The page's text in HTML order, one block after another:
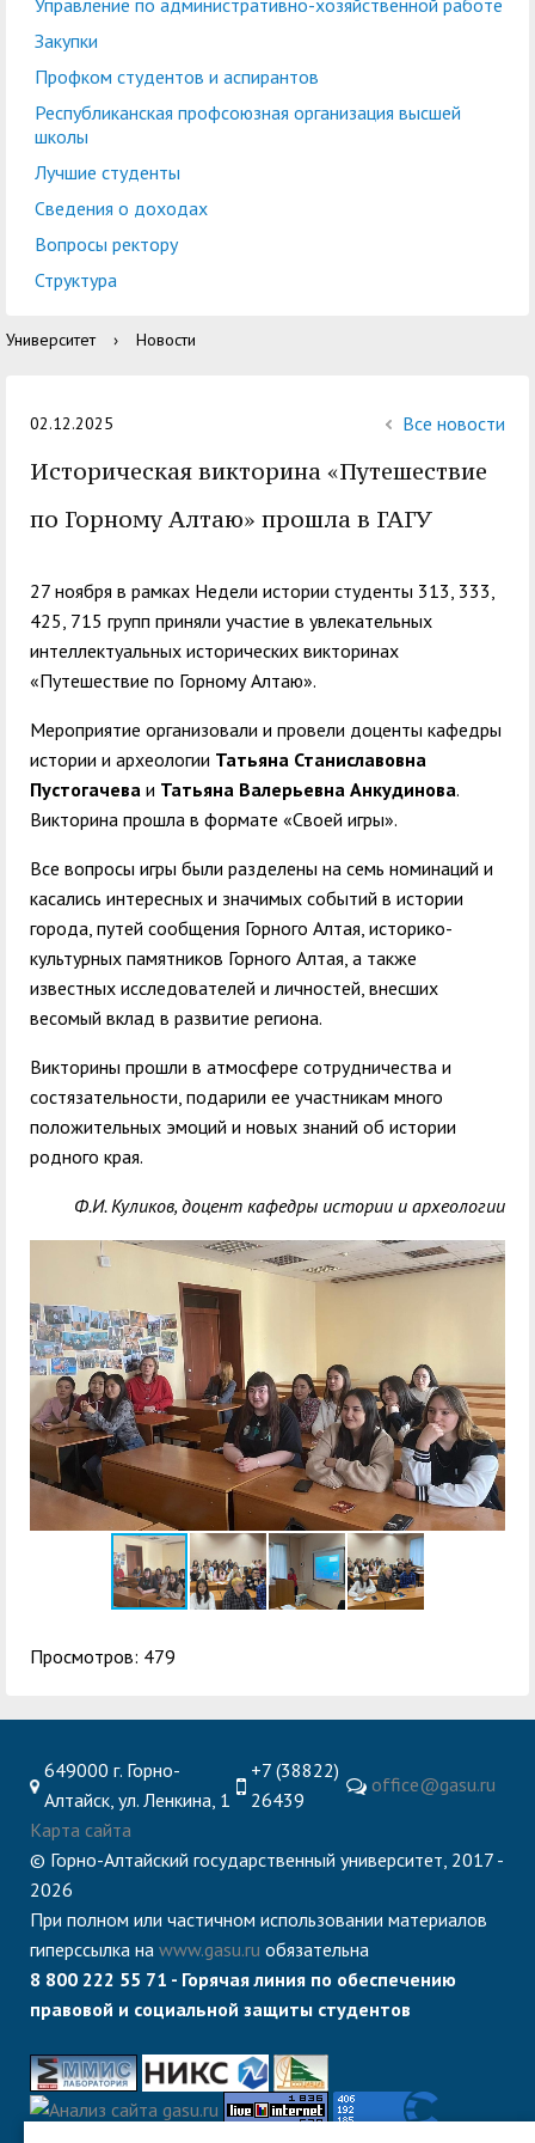
Международная
деятельность
Управление по
административно-
Закупки
Республиканская
организация высшей
Центр тестирования
иностранных граждан
по русскому языку
Центр развития
компетенций
Центр русского языка
обучающихся ГАГУ
Образовательный
модуль «Обучение
Информация о
предоставлении
отпуска обучающимся
Управление по административно-хозяйственной работе
Закупки
Профком студентов и аспирантов
Республиканская профсоюзная организация высшей
школы
Лучшие студенты
Сведения о доходах
Вопросы ректору
Структура
Университет › Новости
02.12.2025 Все новости
Историческая викторина «Путешествие
по Горному Алтаю» прошла в ГАГУ
27 ноября в рамках Недели истории студенты 313, 333,
425, 715 групп приняли участие в увлекательных
интеллектуальных исторических викторинах
«Путешествие по Горному Алтаю».
Мероприятие организовали и провели доценты кафедры
истории и археологии Татьяна Станиславовна
Пустогачева и Татьяна Валерьевна Анкудинова.
Викторина прошла в формате «Своей игры».
Все вопросы игры были разделены на семь номинаций и
касались интересных и значимых событий в истории
города, путей сообщения Горного Алтая, историко-
культурных памятников Горного Алтая, а также
известных исследователей и личностей, внесших
весомый вклад в развитие региона.
Викторины прошли в атмосфере сотрудничества и
состязательности, подарили ее участникам много
положительных эмоций и новых знаний об истории
родного края.
Ф.И. Куликов, доцент кафедры истории и археологии
Просмотров: 479
649000 г. Горно-
Алтайск, ул. Ленкина, 1
+7 (38822)
26439
office@gasu.ru
Карта сайта
© Горно-Алтайский государственный университет, 2017 -
2026
При полном или частичном использовании материалов
гиперссылка на www.gasu.ru обязательна
8 800 222 55 71 - Горячая линия по обеспечению
правовой и социальной защиты студентов